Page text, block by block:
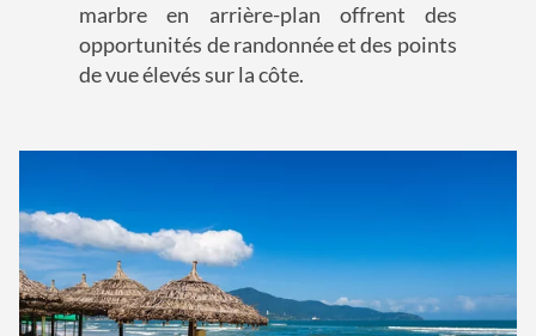
marbre en arrière-plan offrent des
opportunités de randonnée et des points
de vue élevés sur la côte.